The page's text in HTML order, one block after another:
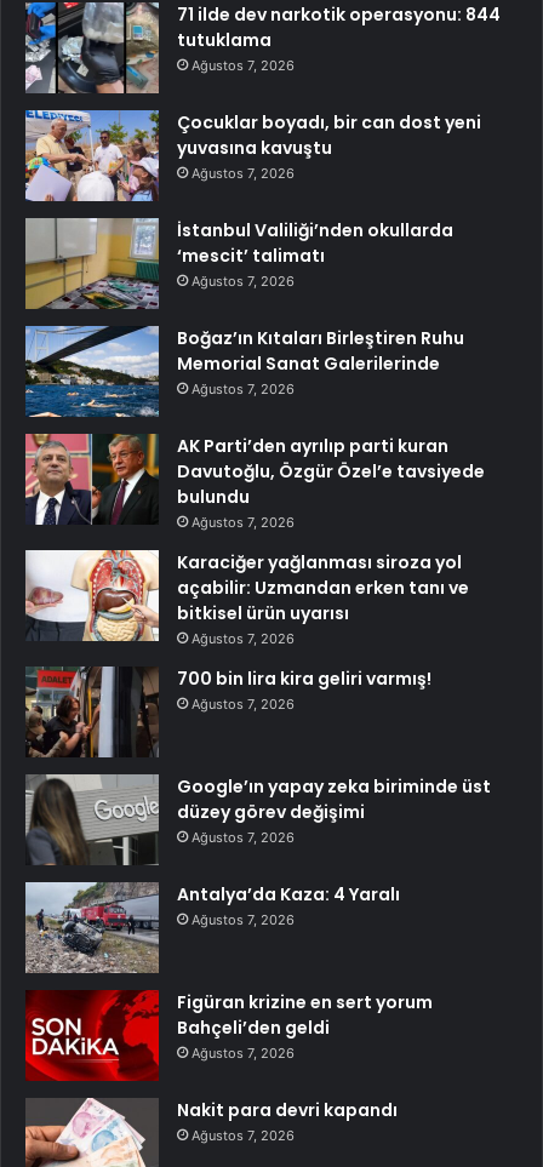
71 ilde dev narkotik operasyonu: 844
tutuklama
Ağustos 7, 2026
Çocuklar boyadı, bir can dost yeni
yuvasına kavuştu
Ağustos 7, 2026
İstanbul Valiliği’nden okullarda
‘mescit’ talimatı
Ağustos 7, 2026
Boğaz’ın Kıtaları Birleştiren Ruhu
Memorial Sanat Galerilerinde
Ağustos 7, 2026
AK Parti’den ayrılıp parti kuran
Davutoğlu, Özgür Özel’e tavsiyede
bulundu
Ağustos 7, 2026
Karaciğer yağlanması siroza yol
açabilir: Uzmandan erken tanı ve
bitkisel ürün uyarısı
Ağustos 7, 2026
700 bin lira kira geliri varmış!
Ağustos 7, 2026
Google’ın yapay zeka biriminde üst
düzey görev değişimi
Ağustos 7, 2026
Antalya’da Kaza: 4 Yaralı
Ağustos 7, 2026
Figüran krizine en sert yorum
Bahçeli’den geldi
Ağustos 7, 2026
Nakit para devri kapandı
Ağustos 7, 2026